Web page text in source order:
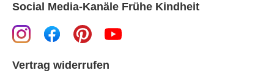
Social Media-Kanäle Frühe Kindheit
Vertrag widerrufen